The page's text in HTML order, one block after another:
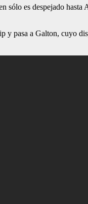
es despejado hasta
y pasa a Galton, cuyo